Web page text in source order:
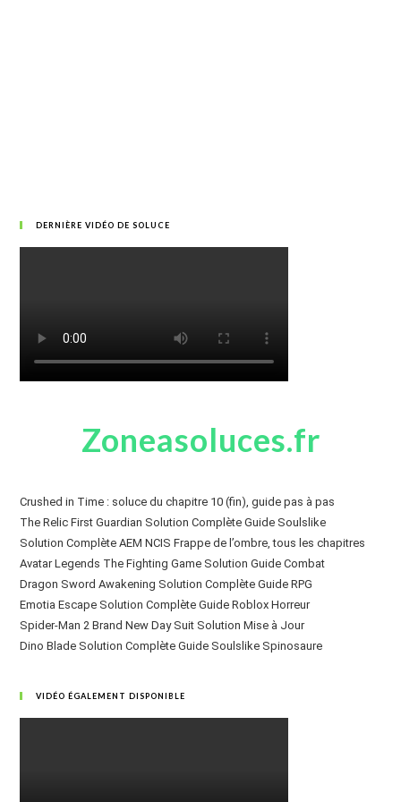
DERNIÈRE VIDÉO DE SOLUCE
Zoneasoluces.fr
Crushed in Time : soluce du chapitre 10 (fin), guide pas à pas
The Relic First Guardian Solution Complète Guide Soulslike
Solution Complète AEM NCIS Frappe de l’ombre, tous les chapitres
Avatar Legends The Fighting Game Solution Guide Combat
Dragon Sword Awakening Solution Complète Guide RPG
Emotia Escape Solution Complète Guide Roblox Horreur
Spider-Man 2 Brand New Day Suit Solution Mise à Jour
Dino Blade Solution Complète Guide Soulslike Spinosaure
VIDÉO ÉGALEMENT DISPONIBLE